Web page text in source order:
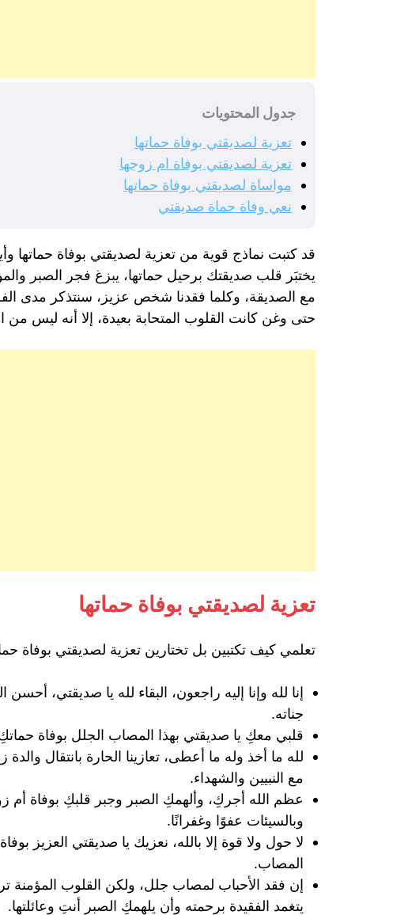
جدول المحتويات
تعزية لصديقتي بوفاة حماتها
تعزية لصديقتي بوفاة ام زوجها
مواساة لصديقتي بوفاة حماتها
نعي وفاة حماة صديقتي
قد كتبت نماذج قوية من تعزية لصديقتي بوفاة حماتها
يختبَر قلب صديقتك برحيل حماتها، يبزغ فجر الصبر
مع الصديقة، وكلما فقدنا شخص عزيز، سنتذكر مدى
حتى وغن كانت القلوب المتحابة بعيدة، إلا أنه ليس من
تعزية لصديقتي بوفاة حماتها
تعلمي كيف تكتبين بل تختارين تعزية لصديقتي بوفاة
إنا لله وإنا إليه راجعون، البقاء لله يا صديقتي،
جناته.
قلبي معكِ يا صديقتي بهذا المصاب الجلل بوفاة
لله ما أخذ وله ما أعطى، تعازينا الحارة بانتقال
مع النبيين والشهداء.
عظم الله أجركِ، وألهمكِ الصبر وجبر قلبكِ بوفاة أم
وبالسيئات عفوًا وغفرانًا.
لا حول ولا قوة إلا بالله، نعزيك يا صديقتي العزيز
المصاب.
إن فقد الأحباب لمصاب جلل، ولكن القلوب المؤمنة
يتغمد الفقيدة برحمته وأن يلهمكِ الصبر أنتِ وعائلتها.